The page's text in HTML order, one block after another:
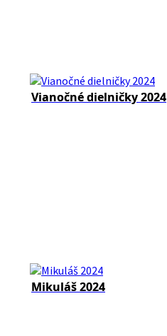
Vianočné dielničky 2024
Mikuláš 2024